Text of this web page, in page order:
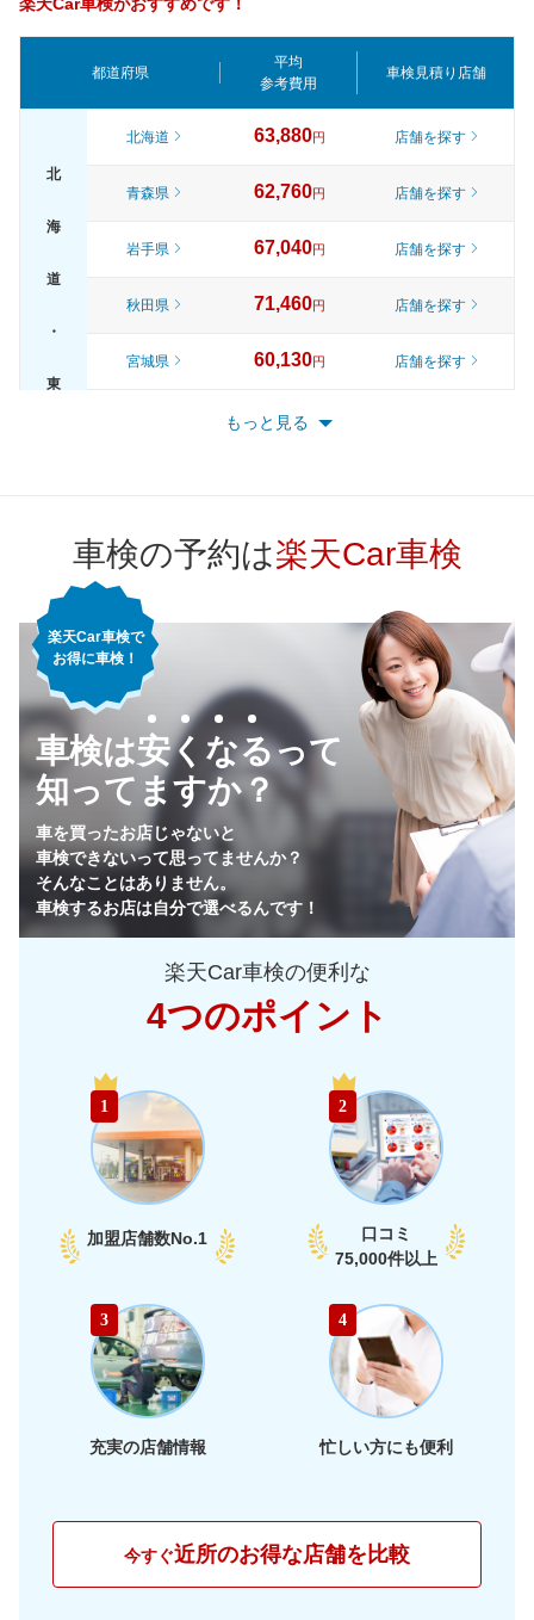
都道府県
平均
参考費用
車検見積り店舗
北
海
道
・
東
北海道 63,880円 店舗を探す
青森県 62,760円 店舗を探す
岩手県 67,040円 店舗を探す
秋田県 71,460円 店舗を探す
宮城県 60,130円 店舗を探す
65,820 円
関
東
神奈川県
千葉県 店舗を探す
埼玉県 67,640 店舗を探す
茨城県 68,330 円 店舗を探す
栃木県 64,930 店舗を探す
群馬県 64,170 店舗を探す
65,750 店舗を探す
長野県 69,520円
72,950 円
富山県 店舗を探す
石川県 店舗を探す
福井県 店舗を探す
66,330円 店舗を探す
静岡県 店舗を探す
岐阜県 店舗を探す
店舗を探す
61,070
もっと見る
車検の予約は楽天Car車検
楽天Car車検で
お得に車検！
車検は安くなるって
知ってますか？
車を買ったお店じゃないと
車検できないって思ってませんか？
そんなことはありません。
車検するお店は自分で選べるんです！
楽天Car車検の便利な
4つのポイント
1
加盟店舗数No.1
2
口コミ
75,000件以上
3
充実の店舗情報
4
忙しい方にも便利
今すぐ近所のお得な店舗を比較